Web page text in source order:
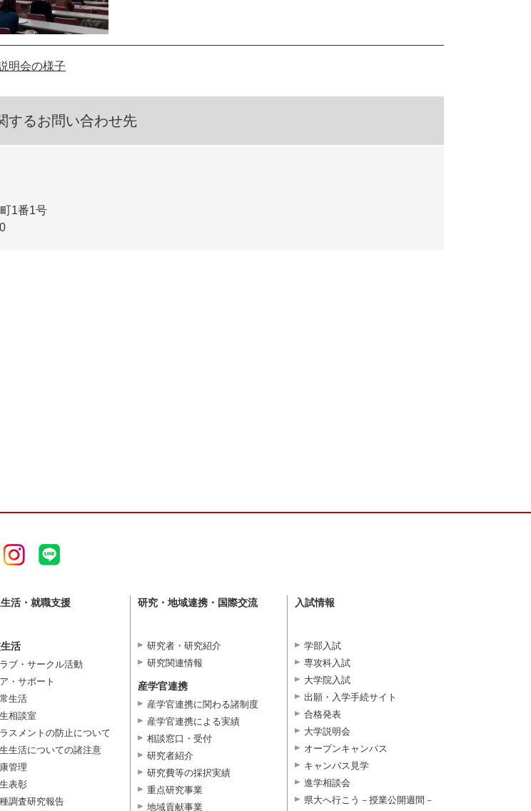
明会の様子
するお問い合わせ先
1番1号
活・就職支援
活
ブ・サークル活動
・サポート
生活
相談室
スメントの防止について
生活についての諸注意
管理
表彰
調査研究報告
研究・地域連携・国際交流
研究者・研究紹介
研究関連情報
産学官連携
産学官連携に関わる諸制度
産学官連携による実績
相談窓口・受付
研究者紹介
研究費等の採択実績
重点研究事業
地域貢献事業
入試情報
学部入試
専攻科入試
大学院入試
出願・入学手続サイト
合格発表
大学説明会
オープンキャンパス
キャンパス見学
進学相談会
県大へ行こう－授業公開週間－